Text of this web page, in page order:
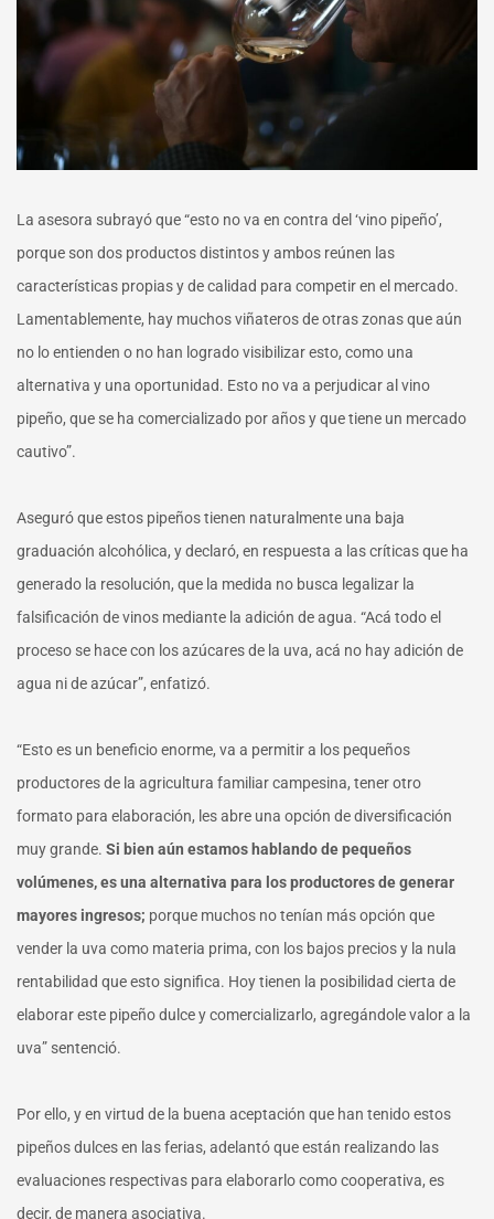
La asesora subrayó que “esto no va en contra del ‘vino pipeño’,
porque son dos productos distintos y ambos reúnen las
características propias y de calidad para competir en el mercado.
Lamentablemente, hay muchos viñateros de otras zonas que aún
no lo entienden o no han logrado visibilizar esto, como una
alternativa y una oportunidad. Esto no va a perjudicar al vino
pipeño, que se ha comercializado por años y que tiene un mercado
cautivo”.
Aseguró que estos pipeños tienen naturalmente una baja
graduación alcohólica, y declaró, en respuesta a las críticas que ha
generado la resolución, que la medida no busca legalizar la
falsificación de vinos mediante la adición de agua. “Acá todo el
proceso se hace con los azúcares de la uva, acá no hay adición de
agua ni de azúcar”, enfatizó.
“Esto es un beneficio enorme, va a permitir a los pequeños
productores de la agricultura familiar campesina, tener otro
formato para elaboración, les abre una opción de diversificación
muy grande. Si bien aún estamos hablando de pequeños
volúmenes, es una alternativa para los productores de generar
mayores ingresos; porque muchos no tenían más opción que
vender la uva como materia prima, con los bajos precios y la nula
rentabilidad que esto significa. Hoy tienen la posibilidad cierta de
elaborar este pipeño dulce y comercializarlo, agregándole valor a la
uva” sentenció.
Por ello, y en virtud de la buena aceptación que han tenido estos
pipeños dulces en las ferias, adelantó que están realizando las
evaluaciones respectivas para elaborarlo como cooperativa, es
decir, de manera asociativa.